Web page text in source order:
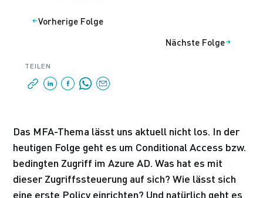
Vorherige Folge
Nächste Folge
TEILEN
Das MFA-Thema lässt uns aktuell nicht los. In der
heutigen Folge geht es um Conditional Access bzw.
bedingten Zugriff im Azure AD. Was hat es mit
dieser Zugriffssteuerung auf sich? Wie lässt sich
eine erste Policy einrichten? Und natürlich geht es